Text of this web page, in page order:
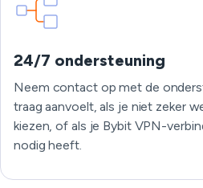
24/7 ondersteuning
Neem contact op met de
traag aanvoelt, als je niet zeker
kiezen, of als je Bybit VPN-
nodig heeft.